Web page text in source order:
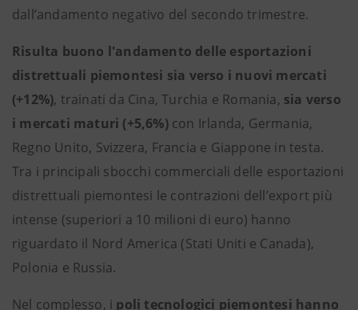
dall’andamento negativo del secondo trimestre.
Risulta buono l'andamento delle esportazioni
distrettuali piemontesi sia verso i nuovi mercati
(+12%), trainati da Cina, Turchia e Romania, sia verso
i mercati maturi (+5,6%)con Irlanda, Germania,
Regno Unito, Svizzera, Francia e Giappone in testa.
Tra i principali sbocchi commerciali delle esportazioni
distrettuali piemontesi le contrazioni dell’export più
intense (superiori a 10 milioni di euro) hanno
riguardato il Nord America (Stati Uniti e Canada),
Polonia e Russia.
Nel complesso, i poli tecnologici piemontesi hanno